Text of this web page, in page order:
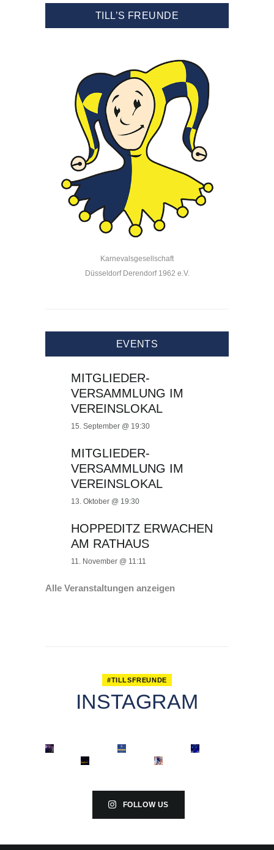
TILL’S FREUNDE
Karnevalsgesellschaft
Düsseldorf Derendorf 1962 e.V.
EVENTS
MITGLIEDER-
VERSAMMLUNG IM
VEREINSLOKAL
15. September @ 19:30
MITGLIEDER-
VERSAMMLUNG IM
VEREINSLOKAL
13. Oktober @ 19:30
HOPPEDITZ ERWACHEN
AM RATHAUS
11. November @ 11:11
Alle Veranstaltungen anzeigen
#TILLSFREUNDE
INSTAGRAM
FOLLOW US